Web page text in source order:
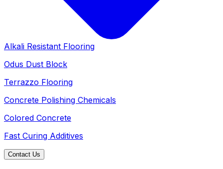
Alkali Resistant Flooring
Odus Dust Block
Terrazzo Flooring
Concrete Polishing Chemicals
Colored Concrete
Fast Curing Additives
Contact Us